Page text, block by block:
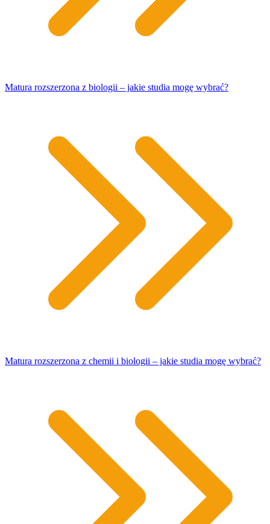
Matura rozszerzona z biologii – jakie studia mogę wybrać?
Matura rozszerzona z chemii i biologii – jakie studia mogę wybrać?